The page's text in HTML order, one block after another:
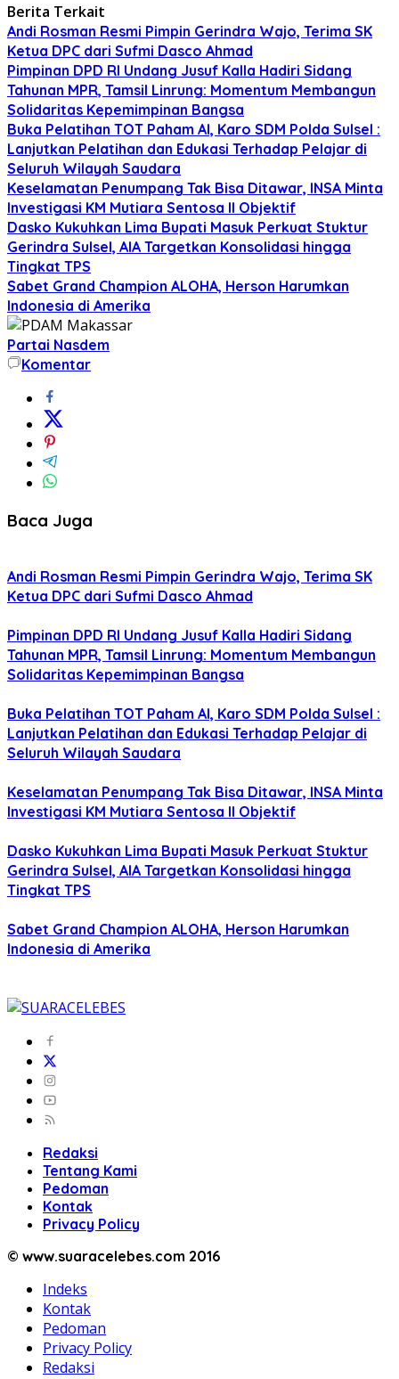
Berita Terkait
Andi Rosman Resmi Pimpin Gerindra Wajo, Terima SK
Ketua DPC dari Sufmi Dasco Ahmad
Pimpinan DPD RI Undang Jusuf Kalla Hadiri Sidang
Tahunan MPR, Tamsil Linrung: Momentum Membangun
Solidaritas Kepemimpinan Bangsa
Buka Pelatihan TOT Paham AI, Karo SDM Polda Sulsel :
Lanjutkan Pelatihan dan Edukasi Terhadap Pelajar di
Seluruh Wilayah Saudara
Keselamatan Penumpang Tak Bisa Ditawar, INSA Minta
Investigasi KM Mutiara Sentosa II Objektif
Dasko Kukuhkan Lima Bupati Masuk Perkuat Stuktur
Gerindra Sulsel, AIA Targetkan Konsolidasi hingga
Tingkat TPS
Sabet Grand Champion ALOHA, Herson Harumkan
Indonesia di Amerika
Partai Nasdem
Komentar
Baca Juga
Andi Rosman Resmi Pimpin Gerindra Wajo, Terima SK
Ketua DPC dari Sufmi Dasco Ahmad
Pimpinan DPD RI Undang Jusuf Kalla Hadiri Sidang
Tahunan MPR, Tamsil Linrung: Momentum Membangun
Solidaritas Kepemimpinan Bangsa
Buka Pelatihan TOT Paham AI, Karo SDM Polda Sulsel :
Lanjutkan Pelatihan dan Edukasi Terhadap Pelajar di
Seluruh Wilayah Saudara
Keselamatan Penumpang Tak Bisa Ditawar, INSA Minta
Investigasi KM Mutiara Sentosa II Objektif
Dasko Kukuhkan Lima Bupati Masuk Perkuat Stuktur
Gerindra Sulsel, AIA Targetkan Konsolidasi hingga
Tingkat TPS
Sabet Grand Champion ALOHA, Herson Harumkan
Indonesia di Amerika
Redaksi
Tentang Kami
Pedoman
Kontak
Privacy Policy
© www.suaracelebes.com 2016
Indeks
Kontak
Pedoman
Privacy Policy
Redaksi